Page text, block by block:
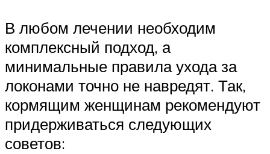
В любом лечении необходим
комплексный подход, а
минимальные правила ухода за
локонами точно не навредят. Так,
кормящим женщинам рекомендуют
придерживаться следующих
советов: